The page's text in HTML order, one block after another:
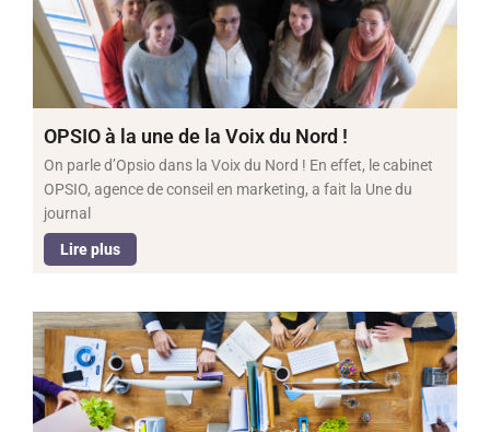
OPSIO à la une de la Voix du Nord !
On parle d’Opsio dans la Voix du Nord ! En effet, le cabinet
OPSIO, agence de conseil en marketing, a fait la Une du
journal
Lire plus